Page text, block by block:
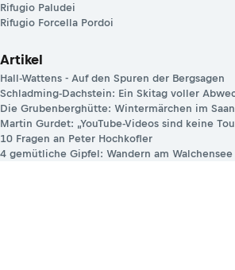
Rifugio Paludei
Rifugio Forcella Pordoi
Artikel
Hall-Wattens - Auf den Spuren der Bergsagen
Schladming-Dachstein: Ein Skitag voller
Die Grubenberghütte: Wintermärchen im
Martin Gurdet: „YouTube-Videos sind keine
10 Fragen an Peter Hochkofler
4 gemütliche Gipfel: Wandern am Walchensee